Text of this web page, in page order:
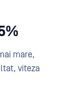
mare,
viteza